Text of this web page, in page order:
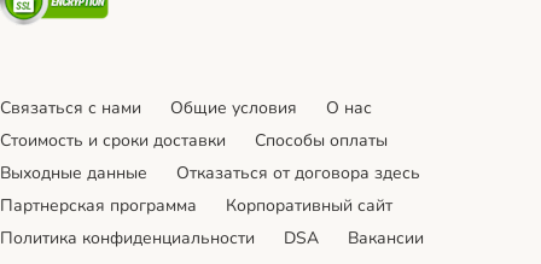
Связаться с нами Общие условия
О нас
Стоимость и сроки доставки
Cпособы оплаты
Выходные данные
Отказаться от договора здесь
Партнерская программа
Корпоративный сайт
Политика конфиденциальности
DSA
Вакансии